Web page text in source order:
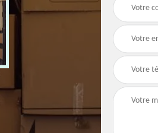
Débarras de maison 83